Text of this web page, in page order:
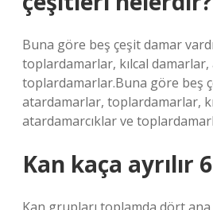
Buna göre beş çeşit damar
toplardamarlar, kılcal damarlar,
toplardamarlar.Buna göre beş
atardamarlar, toplardamarlar,
atardamarcıklar ve
Kan kaça ayrılır